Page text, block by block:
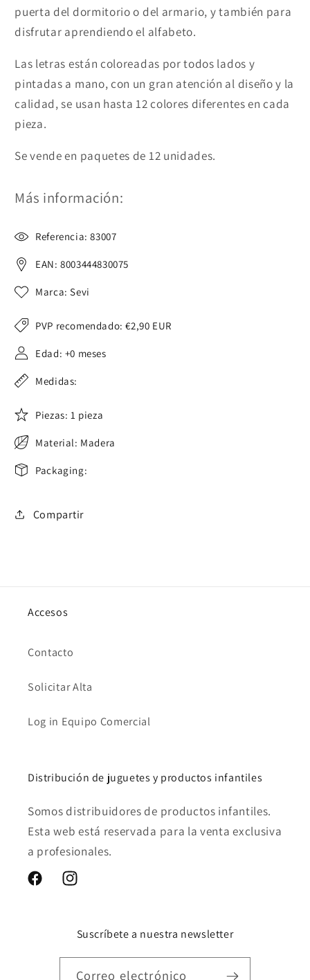
puerta del dormitorio o del armario, y también para
disfrutar aprendiendo el alfabeto.
Las letras están coloreadas por todos lados y
pintadas a mano, con un gran atención al diseño y la
calidad, se usan hasta 12 colores diferentes en cada
pieza.
Se vende en paquetes de 12 unidades.
Más información:
Referencia: 83007
EAN: 8003444830075
Marca: Sevi
PVP recomendado:€2,90 EUR
Edad: +0 meses
Medidas:
Piezas: 1 pieza
Material: Madera
Packaging:
Compartir
Accesos
Contacto
Solicitar Alta
Log in Equipo Comercial
Distribución de juguetes y productos infantiles
Somos distribuidores de productos infantiles.
Esta web está reservada para la venta exclusiva
a profesionales.
FacebookInstagram
Suscríbete a nuestra newsletter
Correo electrónico